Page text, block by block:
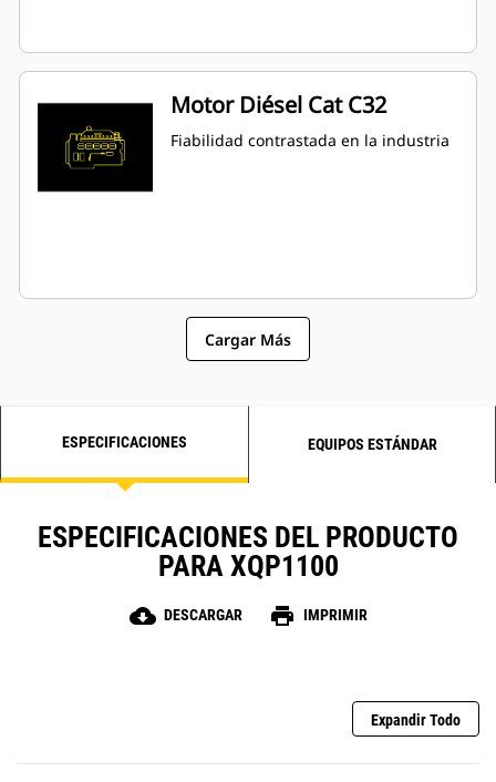
Motor Diésel Cat C32
Fiabilidad contrastada en la industria
Cargar Más
ESPECIFICACIONES EQUIPOS ESTÁNDAR
ESPECIFICACIONES DEL PRODUCTO
PARA XQP1100
cloud_download DESCARGAR print IMPRIMIR
Expandir Todo